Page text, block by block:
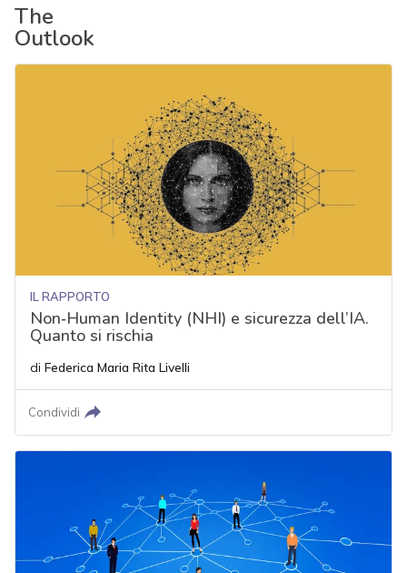
The
Outlook
IL RAPPORTO
Non‑Human Identity (NHI) e sicurezza dell’IA.
Quanto si rischia
di Federica Maria Rita Livelli
Condividi